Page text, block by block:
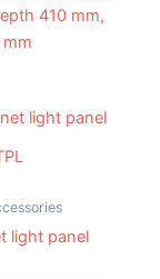
410 mm,
light panel